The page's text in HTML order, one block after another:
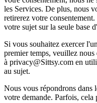
les Services. De plus, nous
retirerez votre
votre sujet sur la seule base
Si vous souhaitez exercer
premier temps, veuillez
à privacy@Sittsy.com en
au sujet.
Nous vous répondrons dans
votre demande. Parfois, cela